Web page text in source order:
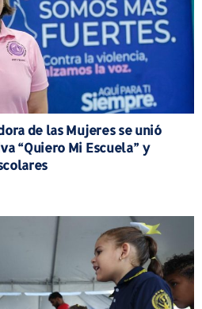
de las Mujeres se unió
“Quiero Mi Escuela” y